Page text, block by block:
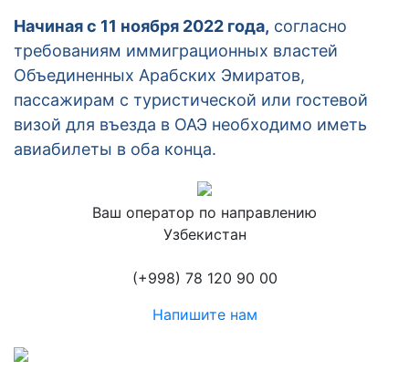
Начиная с 11 ноября 2022 года, согласно
требованиям иммиграционных властей
Объединенных Арабских Эмиратов,
пассажирам с туристической или гостевой
визой для въезда в ОАЭ необходимо иметь
авиабилеты в оба конца.
Ваш оператор по направлению
Узбекистан
(+998) 78 120 90 00
Напишите нам